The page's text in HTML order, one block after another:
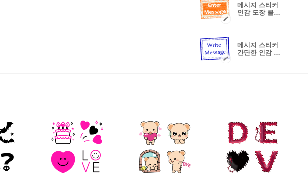
메시지 스티커
인감 도장 클래
메시지 스티커
간단한 인감 스